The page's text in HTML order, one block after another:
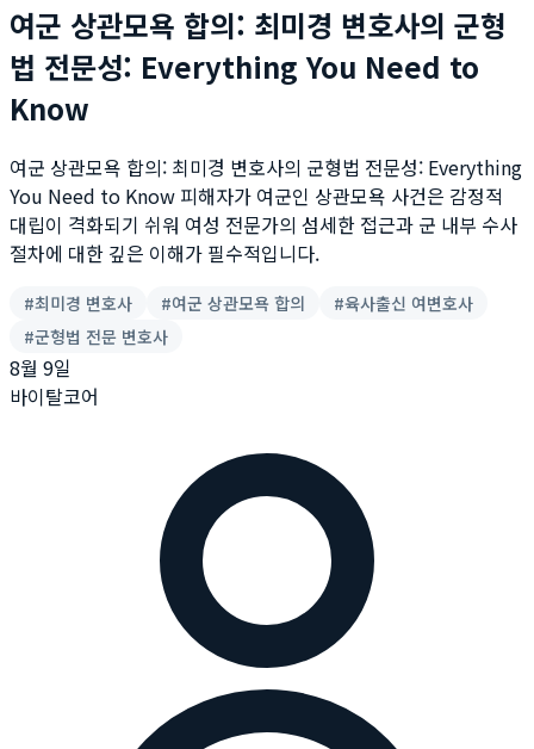
여군 상관모욕 합의: 최미경 변호사의 군형
법 전문성: Everything You Need to
Know
여군 상관모욕 합의: 최미경 변호사의 군형법 전문성: Everything
You Need to Know 피해자가 여군인 상관모욕 사건은 감정적
대립이 격화되기 쉬워 여성 전문가의 섬세한 접근과 군 내부 수사
절차에 대한 깊은 이해가 필수적입니다.
#최미경 변호사 #여군 상관모욕 합의 #육사출신 여변호사
#군형법 전문 변호사
8월 9일
바이탈코어